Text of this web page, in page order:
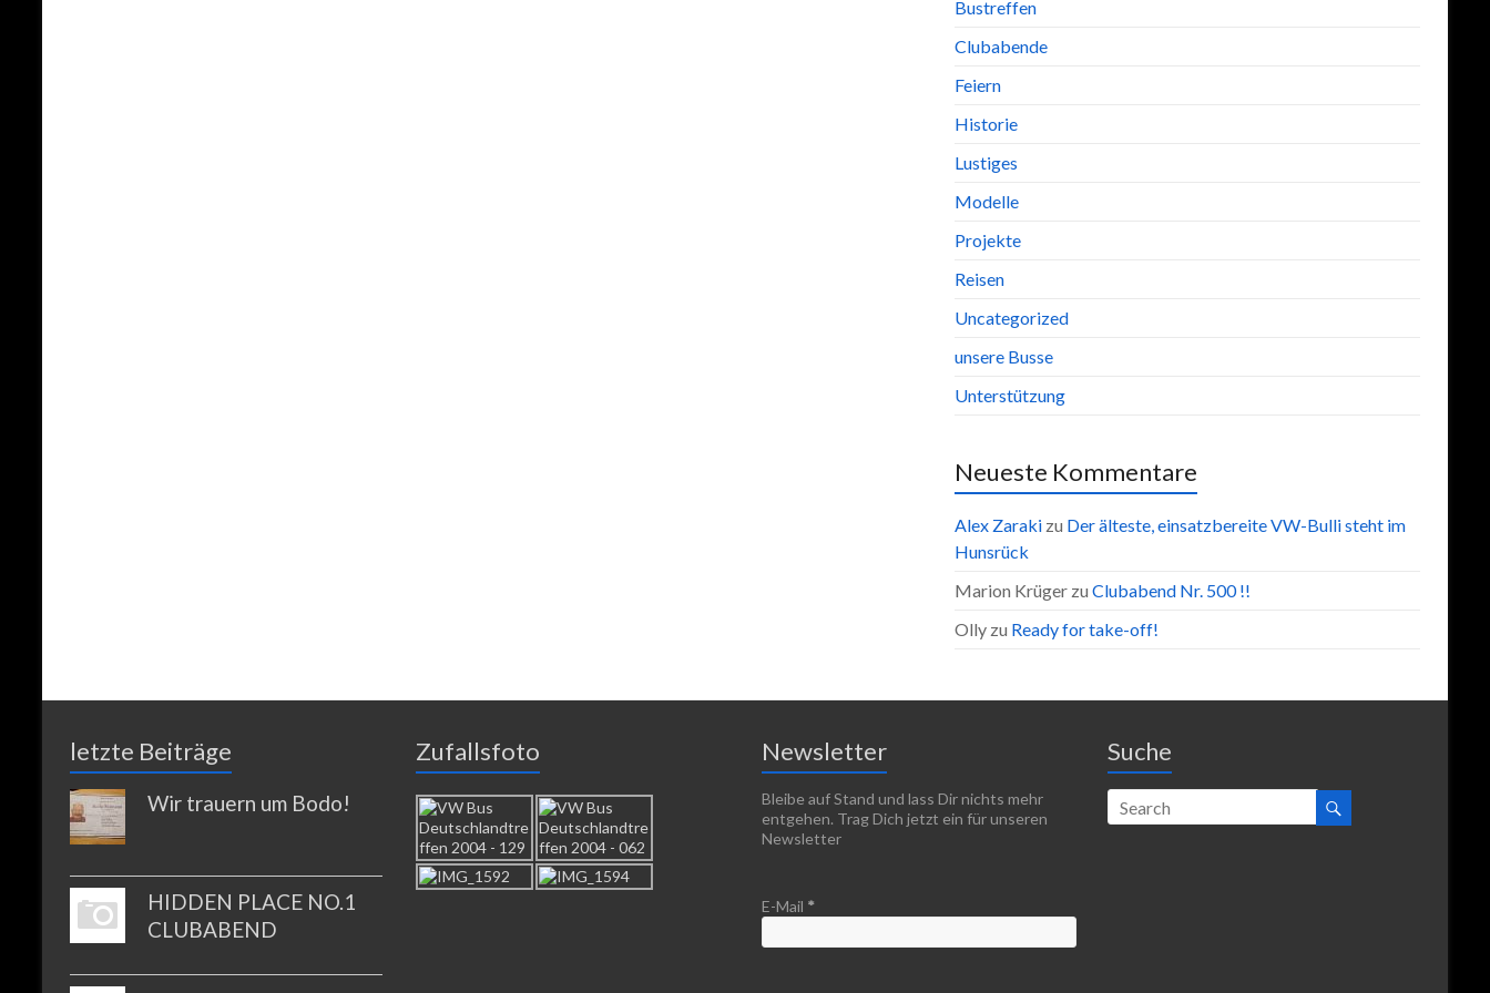
Bustreffen
Clubabende
Feiern
Historie
Lustiges
Modelle
Projekte
Reisen
Uncategorized
unsere Busse
Unterstützung
Neueste Kommentare
Alex Zaraki zu Der älteste, einsatzbereite VW-Bulli steht im
Hunsrück
Marion Krüger zu Clubabend Nr. 500 !!
Olly zu Ready for take-off!
letzte Beiträge
Wir trauern um Bodo!
HIDDEN PLACE NO.1
CLUBABEND
Zufallsfoto Newsletter
Bleibe auf Stand und lass Dir nichts mehr
entgehen. Trag Dich jetzt ein für unseren
Newsletter
E-Mail *
Suche